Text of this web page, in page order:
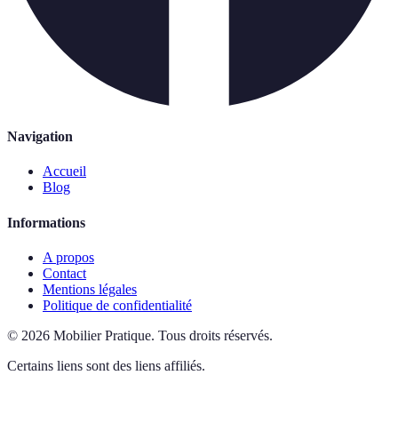
Navigation
Accueil
Blog
Informations
A propos
Contact
Mentions légales
Politique de confidentialité
© 2026 Mobilier Pratique. Tous droits réservés.
Certains liens sont des liens affiliés.